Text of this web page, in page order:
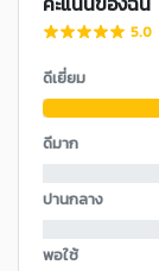
5.0
ดีเยี่ยม
ดีมาก
ปานกลาง
พอใช้